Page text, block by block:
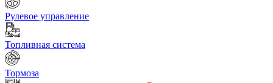
Рулевое управление
Топливная система
Тормоза